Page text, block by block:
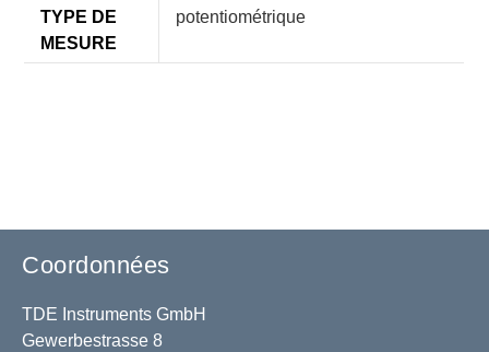
TYPE DE
MESURE
potentiométrique
Coordonnées
TDE Instruments GmbH
Gewerbestrasse 8